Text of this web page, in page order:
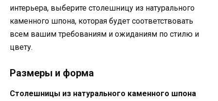
интерьера, выберите столешницу из натурального
каменного шпона, которая будет соответствовать
всем вашим требованиям и ожиданиям по стилю и
цвету.
Размеры и форма
Столешницы из натурального каменного шпона